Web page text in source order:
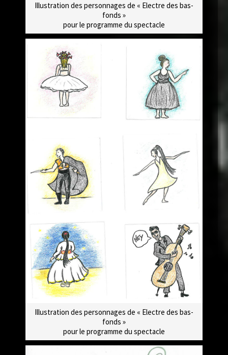
Illustration des personnages de « Electre des bas-
fonds »
pour le programme du spectacle
Illustration des personnages de « Electre des bas-
fonds »
pour le programme du spectacle